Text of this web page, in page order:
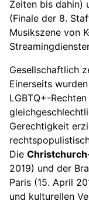
Zeiten bis dahin)
(Finale der 8.
Musikszene von
Gesellschaftlich
Einerseits
LGBTQ+-
Gerechtigkeit
Die
2019) und der
Paris (15. April
und kulturellen